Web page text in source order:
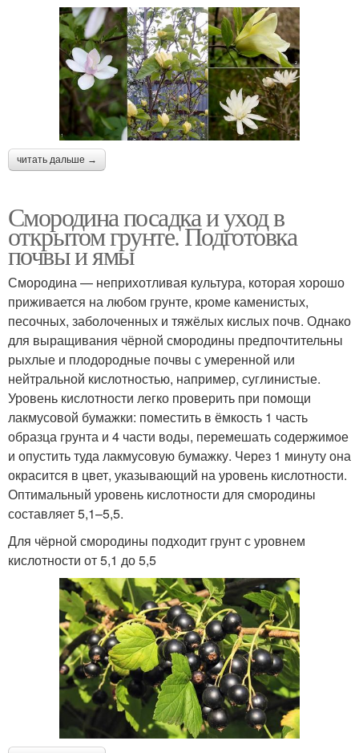
читать дальше →
Смородина посадка и уход в
открытом грунте. Подготовка
почвы и ямы
Смородина — неприхотливая культура, которая хорошо
приживается на любом грунте, кроме каменистых,
песочных, заболоченных и тяжёлых кислых почв. Однако
для выращивания чёрной смородины предпочтительны
рыхлые и плодородные почвы с умеренной или
нейтральной кислотностью, например, суглинистые.
Уровень кислотности легко проверить при помощи
лакмусовой бумажки: поместить в ёмкость 1 часть
образца грунта и 4 части воды, перемешать содержимое
и опустить туда лакмусовую бумажку. Через 1 минуту она
окрасится в цвет, указывающий на уровень кислотности.
Оптимальный уровень кислотности для смородины
составляет 5,1–5,5.
Для чёрной смородины подходит грунт с уровнем
кислотности от 5,1 до 5,5